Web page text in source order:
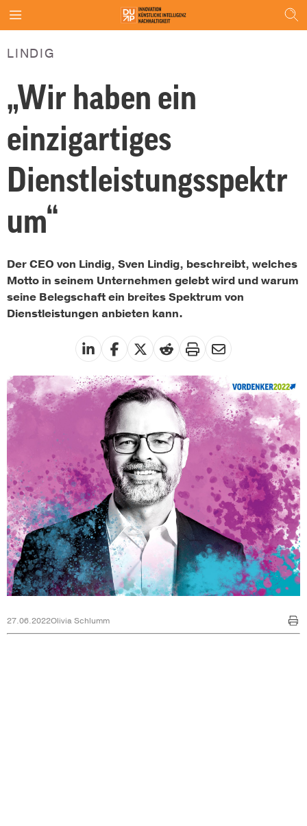
LINDIG
„Wir haben ein
einzigartiges
Dienstleistungsspektr
um“
Der CEO von Lindig, Sven Lindig, beschreibt, welches
Motto in seinem Unternehmen gelebt wird und warum
seine Belegschaft ein breites Spektrum von
Dienstleistungen anbieten kann.
27.06.2022Olivia Schlumm